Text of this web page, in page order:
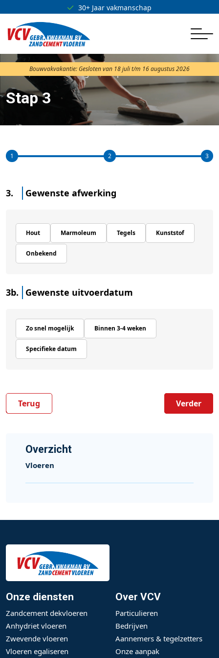
30+ Jaar vakmanschap
Bouwvakvakantie: Gesloten van 18 juli t/m 16 augustus 2026
Offerte aanvragen Stap 3
Stap 3
Overzicht
Vloeren
1 2 3
3. Gewenste afwerking
Hout Marmoleum Tegels Kunststof
Onbekend
3b. Gewenste uitvoerdatum
Zo snel mogelijk Binnen 3-4 weken
Specifieke datum
Terug Verder
Onze diensten
Zandcement dekvloeren
Anhydriet vloeren
Zwevende vloeren
Vloeren egaliseren
Over VCV
Particulieren
Bedrijven
Aannemers & tegelzetters
Onze aanpak